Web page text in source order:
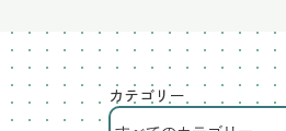
カテゴリー